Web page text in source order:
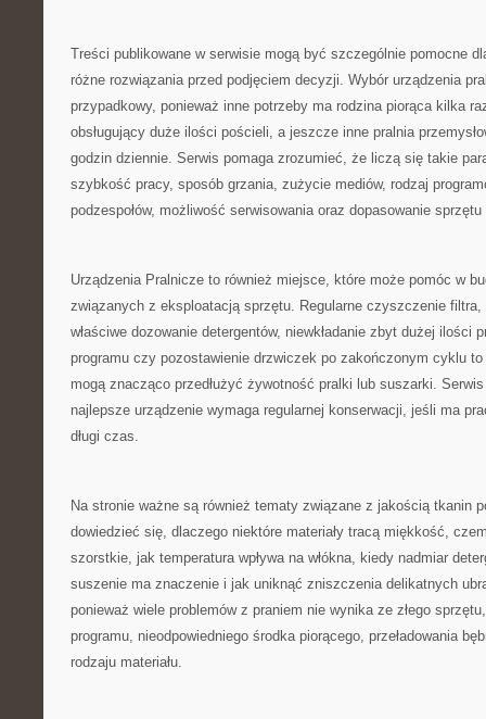
Treści publikowane w serwisie mogą być szczególnie pomocne
różne rozwiązania przed podjęciem decyzji. Wybór urządzenia
przypadkowy, ponieważ inne potrzeby ma rodzina piorąca kilka
obsługujący duże ilości pościeli, a jeszcze inne pralnia
godzin dziennie. Serwis pomaga zrozumieć, że liczą się takie
szybkość pracy, sposób grzania, zużycie mediów, rodzaj
podzespołów, możliwość serwisowania oraz dopasowanie
Urządzenia Pralnicze to również miejsce, które może pomóc w
związanych z eksploatacją sprzętu. Regularne czyszczenie
właściwe dozowanie detergentów, niewkładanie zbyt dużej ilości
programu czy pozostawienie drzwiczek po zakończonym cyklu to
mogą znacząco przedłużyć żywotność pralki lub suszarki.
najlepsze urządzenie wymaga regularnej konserwacji, jeśli ma
długi czas.
Na stronie ważne są również tematy związane z jakością tkanin
dowiedzieć się, dlaczego niektóre materiały tracą miękkość,
szorstkie, jak temperatura wpływa na włókna, kiedy nadmiar
suszenie ma znaczenie i jak uniknąć zniszczenia delikatnych
ponieważ wiele problemów z praniem nie wynika ze złego
programu, nieodpowiedniego środka piorącego, przeładowania
rodzaju materiału.